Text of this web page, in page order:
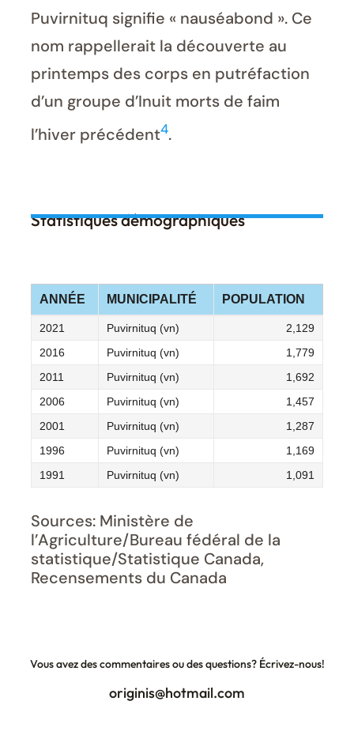
Puvirnituq signifie « nauséabond ». Ce
nom rappellerait la découverte au
printemps des corps en putréfaction
d’un groupe d’Inuit morts de faim
l’hiver précédent4.
Statistiques démographiques
ANNÉE MUNICIPALITÉ POPULATION
2021 Puvirnituq (vn)
2,129
2016
Puvirnituq (vn)
1,779
2011
Puvirnituq (vn)
1,692
2006
Puvirnituq (vn)
1,457
2001
Puvirnituq (vn)
1,287
1996
Puvirnituq (vn)
1,169
1991
Puvirnituq (vn) 1,091
Sources: Ministère de
l’Agriculture/Bureau fédéral de la
statistique/Statistique Canada,
Recensements du Canada
Vous avez des commentaires ou des questions? Écrivez-nous!
originis@hotmail.com